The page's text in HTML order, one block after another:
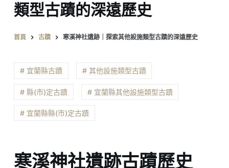
類型古蹟的深遠歷史
首頁 古蹟 寒溪神社遺跡｜探索其他設施類型古蹟的深遠歷史
# 宜蘭縣古蹟 # 其他設施類型古蹟
# 縣(市)定古蹟 # 宜蘭縣其他設施類型古蹟
# 宜蘭縣縣(市)定古蹟
寒溪神社遺跡古蹟歷史